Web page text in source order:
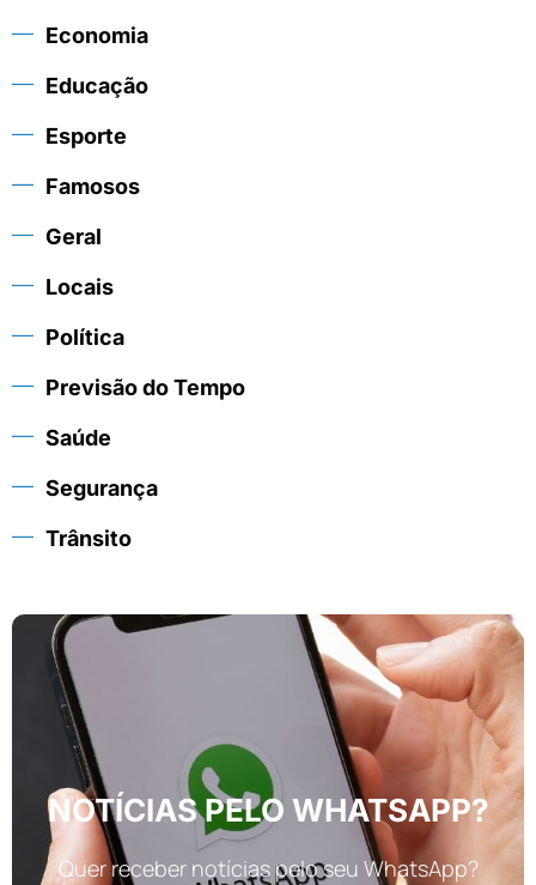
Economia
Educação
Esporte
Famosos
Geral
Locais
Política
Previsão do Tempo
Saúde
Segurança
Trânsito
NOTÍCIAS PELO WHATSAPP?
Quer receber notícias pelo seu WhatsApp?